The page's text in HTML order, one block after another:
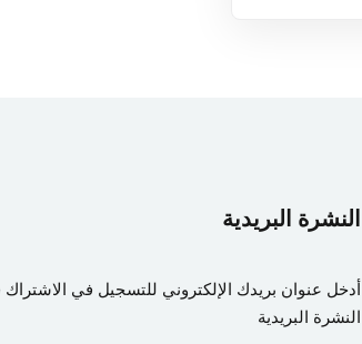
النشرة البريدية
أدخل عنوان بريدك الإلكتروني للتسجيل في
النشرة البريدية